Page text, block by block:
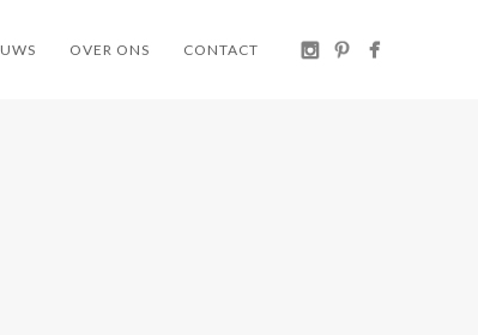
OVER ONS CONTACT